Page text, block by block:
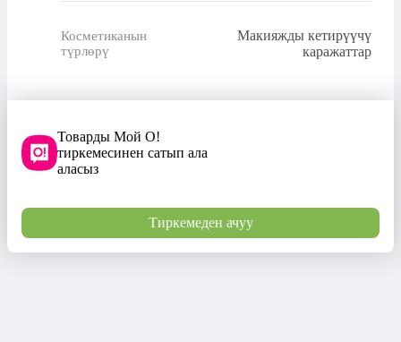
Косметиканын
түрлөрү
Макияжды кетирүүчү
каражаттар
Товарды Мой О!
тиркемесинен сатып ала
аласыз
Тиркемеден ачуу